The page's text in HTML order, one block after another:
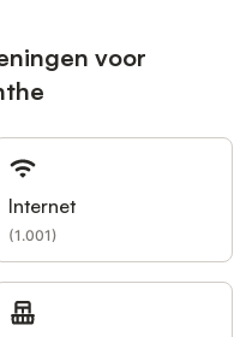
voor
Internet
(1.001)